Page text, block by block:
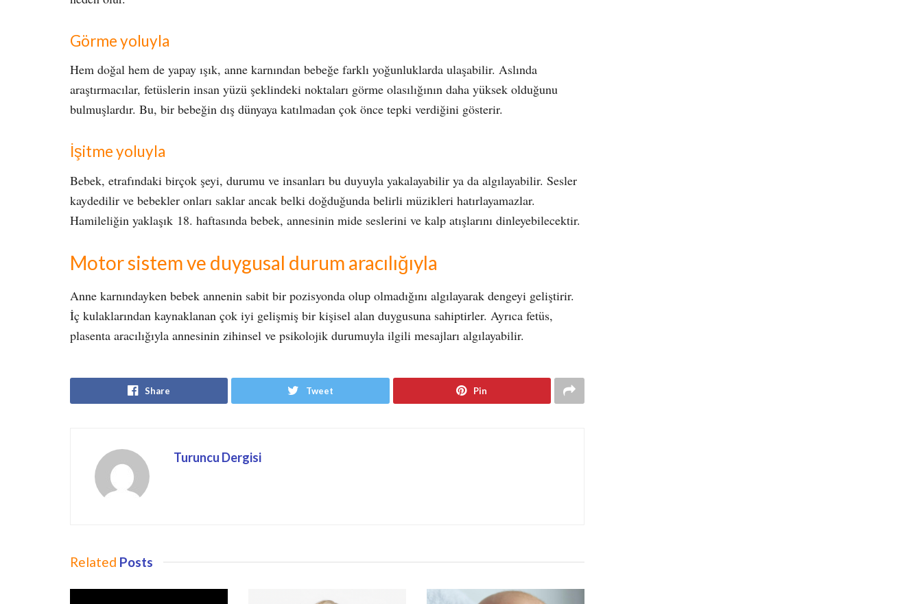
Görme yoluyla
Hem doğal hem de yapay ışık, anne karnından bebeğe farklı yoğunluklarda ulaşabilir. Aslında
araştırmacılar, fetüslerin insan yüzü şeklindeki noktaları görme olasılığının daha yüksek olduğunu
bulmuşlardır. Bu, bir bebeğin dış dünyaya katılmadan çok önce tepki verdiğini gösterir.
İşitme yoluyla
Bebek, etrafındaki birçok şeyi, durumu ve insanları bu duyuyla yakalayabilir ya da algılayabilir. Sesler
kaydedilir ve bebekler onları saklar ancak belki doğduğunda belirli müzikleri hatırlayamazlar.
Hamileliğin yaklaşık 18. haftasında bebek, annesinin mide seslerini ve kalp atışlarını dinleyebilecektir.
Motor sistem ve duygusal durum aracılığıyla
Anne karnındayken bebek annenin sabit bir pozisyonda olup olmadığını algılayarak dengeyi geliştirir.
İç kulaklarından kaynaklanan çok iyi gelişmiş bir kişisel alan duygusuna sahiptirler. Ayrıca fetüs,
plasenta aracılığıyla annesinin zihinsel ve psikolojik durumuyla ilgili mesajları algılayabilir.
Share Tweet Pin
Turuncu Dergisi
Related Posts